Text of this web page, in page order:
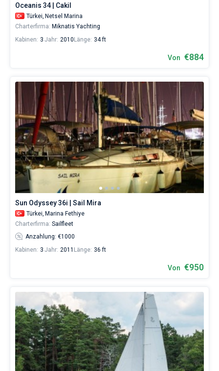
selbst
verwalten.
Im
Katalog
540
Angebote
der
Türkei
von
sowohl
für
Liebhaber
erholsamen
Urlaubs
als
auch
für
Segler,
sich
vorstellen.
Nahe
Region
Mugla,
Kas,
Bozburun
Istanbul.
Oceanis 34 | Cakil
Türkei, Netsel Marina
Charterfirma: Miknatis Yachting
Kabinen: 3 Jahr: 2010 Länge: 34 ft
Von €884
Sun Odyssey 36i | Sail Mira
Türkei, Marina Fethiye
Charterfirma: Sailfleet
Anzahlung: €1000
Kabinen: 3 Jahr: 2011 Länge: 36 ft
Von €950